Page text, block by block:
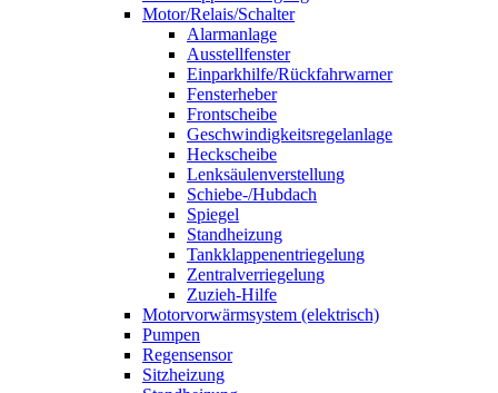
Motor/Relais/Schalter
Alarmanlage
Ausstellfenster
Einparkhilfe/Rückfahrwarner
Fensterheber
Frontscheibe
Geschwindigkeitsregelanlage
Heckscheibe
Lenksäulenverstellung
Schiebe-/Hubdach
Spiegel
Standheizung
Tankklappenentriegelung
Zentralverriegelung
Zuzieh-Hilfe
Motorvorwärmsystem (elektrisch)
Pumpen
Regensensor
Sitzheizung